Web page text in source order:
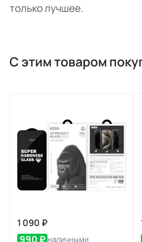
только лучшее.
С этим товаром
1 090 ₽
990 ₽ наличными